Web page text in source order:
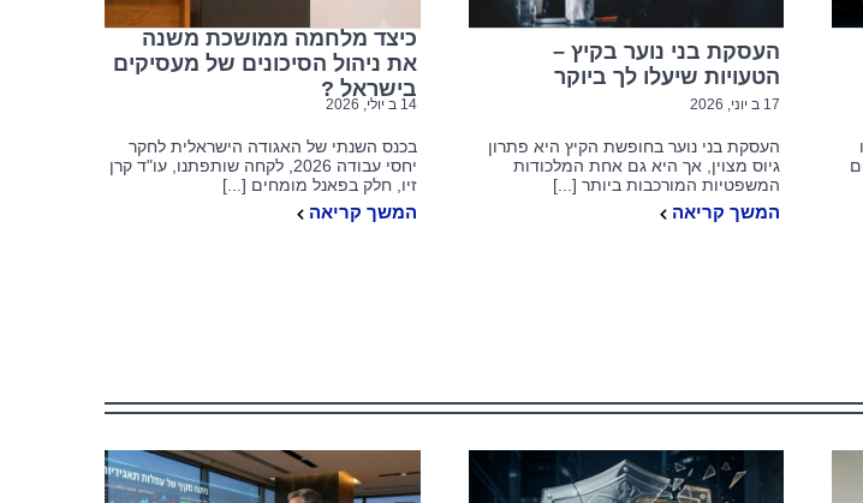
כיצד מלחמה ממושכת משנה
את ניהול הסיכונים של מעסיקים
בישראל ?
14 ב יולי, 2026
בכנס השנתי של האגודה הישראלית לחקר
יחסי עבודה 2026, לקחה שותפתנו, עו"ד קרן
זיו, חלק בפאנל מומחים [...]
המשך קריאה
העסקת בני נוער בקיץ –
הטעויות שיעלו לך ביוקר
17 ב יוני, 2026
העסקת בני נוער בחופשת הקיץ היא פתרון
גיוס מצוין, אך היא גם אחת המלכודות
המשפטיות המורכבות ביותר [...]
המשך קריאה